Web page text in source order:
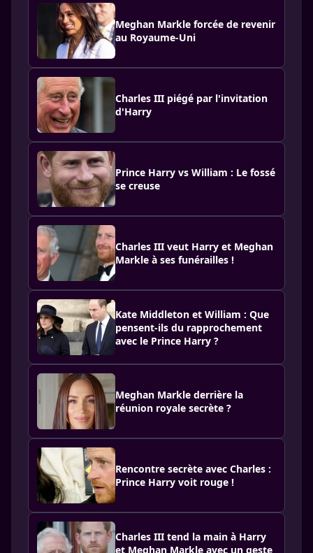
Meghan Markle forcée de revenir
au Royaume-Uni
Charles III piégé par l'invitation
d'Harry
Prince Harry vs William : Le fossé
se creuse
Charles III veut Harry et Meghan
Markle à ses funérailles !
Kate Middleton et William : Que
pensent-ils du rapprochement
avec le Prince Harry ?
Meghan Markle derrière la
réunion royale secrète ?
Rencontre secrète avec Charles :
Prince Harry voit rouge !
Charles III tend la main à Harry
et Meghan Markle avec un geste